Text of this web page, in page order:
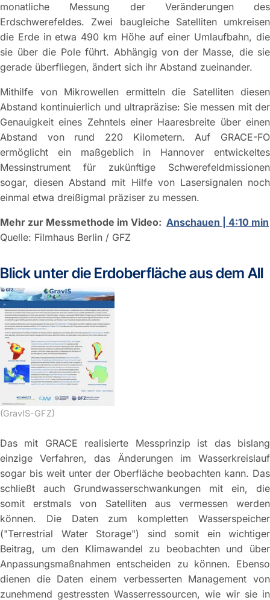
monatliche Messung der Veränderungen des
Erdschwerefeldes. Zwei baugleiche Satelliten umkreisen
die Erde in etwa 490 km Höhe auf einer Umlaufbahn, die
sie über die Pole führt. Abhängig von der Masse, die sie
gerade überfliegen, ändert sich ihr Abstand zueinander.
Mithilfe von Mikrowellen ermitteln die Satelliten diesen
Abstand kontinuierlich und ultrapräzise: Sie messen mit der
Genauigkeit eines Zehntels einer Haaresbreite über einen
Abstand von rund 220 Kilometern. Auf GRACE-FO
ermöglicht ein maßgeblich in Hannover entwickeltes
Messinstrument für zukünftige Schwerefeldmissionen
sogar, diesen Abstand mit Hilfe von Lasersignalen noch
einmal etwa dreißigmal präziser zu messen.
Mehr zur Messmethode im Video: Anschauen | 4:10 min
Quelle: Filmhaus Berlin / GFZ
Blick unter die Erdoberfläche aus dem All
(GravIS-GFZ)
Das mit GRACE realisierte Messprinzip ist das bislang
einzige Verfahren, das Änderungen im Wasserkreislauf
sogar bis weit unter der Oberfläche beobachten kann. Das
schließt auch Grundwasserschwankungen mit ein, die
somit erstmals von Satelliten aus vermessen werden
können. Die Daten zum kompletten Wasserspeicher
("Terrestrial Water Storage") sind somit ein wichtiger
Beitrag, um den Klimawandel zu beobachten und über
Anpassungsmaßnahmen entscheiden zu können. Ebenso
dienen die Daten einem verbesserten Management von
zunehmend gestressten Wasserressourcen, wie wir sie in